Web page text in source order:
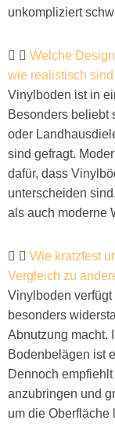
unkompliziert
Welche
wie realistisch
Vinylboden ist in
Besonders beliebt
oder
sind gefragt.
dafür, dass
unterscheiden
als auch moderne
Wie kratzfest
Vergleich zu
Vinylboden
besonders
Abnutzung macht.
Bodenbelägen ist
Dennoch
anzubringen und
um die Oberfläche